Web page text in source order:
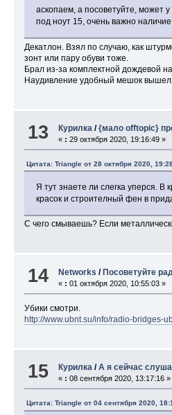
аскопаем, а посоветуйте, может
под ноут 15, очень важно
Декатлон. Взял по случаю, как
зонт или пару обуви тоже.
Брал из-за комплектной дождевой
Наудивление удобный мешок
13 Курилка /{мало offtopic}
« : 29 октября 2020, 19:16:49 »
Цитата: Triangle от 28 октября 2020,
Я тут знаете ли слегка уперся. В
красок и строителный фен в
С чего смываешь? Если
14 Networks /Посоветуйте
« : 01 октября 2020, 10:55:03 »
Убики смотри.
http://www.ubnt.su/info/radio-bridges-
15 Курилка /А я сейчас
« : 08 сентября 2020, 13:17:16 »
Цитата: Triangle от 04 сентября 2020,